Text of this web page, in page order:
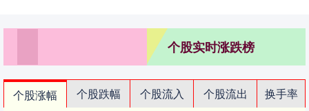
个股实时涨跌榜
个股涨幅 个股跌幅 个股流入 个股流出
换手率